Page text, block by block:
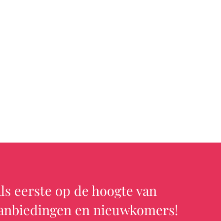
eerste op de hoogte van
en nieuwkomers!